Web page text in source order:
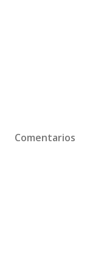
Comentarios